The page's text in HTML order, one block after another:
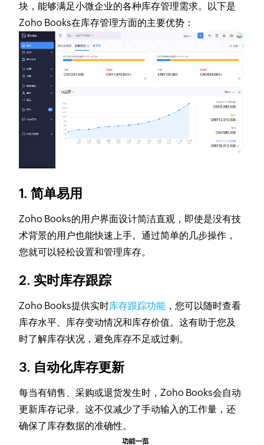
块，能够满足小微企业的各种库存管理需求。以下是
Zoho Books在库存管理方面的主要优势：
1. 简单易用
Zoho Books的用户界面设计简洁直观，即使是没有技
术背景的用户也能快速上手。通过简单的几步操作，
您就可以轻松设置和管理库存。
2. 实时库存跟踪
Zoho Books提供实时库存跟踪功能 ，您可以随时查看
库存水平、库存变动情况和库存价值。这有助于您及
时了解库存状况，避免库存不足或过剩。
3. 自动化库存更新
每当有销售、采购或退货发生时，Zoho Books会自动
更新库存记录。这不仅减少了手动输入的工作量，还
确保了库存数据的准确性。